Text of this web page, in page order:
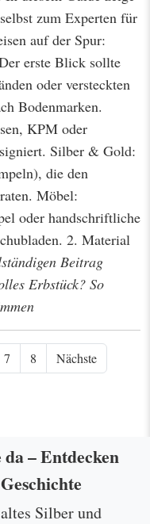
zum Experten für
auf der Spur:
erste Blick sollte
oder versteckten
Bodenmarken.
KPM oder
Silber & Gold:
die den
Möbel:
oder handschriftliche
2. Material
Beitrag
Erbstück? So
7 8 Nächste
– Entdecken
Silber und